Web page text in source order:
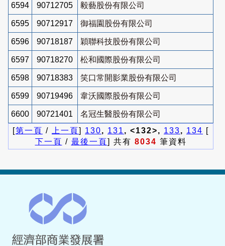
6594 90712705 毅藝股份有限公司
6595 90712917 御福園股份有限公司
6596 90718187 穎聯科技股份有限公司
6597 90718270 松和國際股份有限公司
6598 90718383 笑口常開影業股份有限公司
6599 90719496 韋沃國際股份有限公司
6600 90721401
名冠生醫股份有限公司
[第一頁 / 上一頁] 130, 131 , <132>, 133, 134 [
下一頁 / 最後一頁] 共有 8034 筆資料